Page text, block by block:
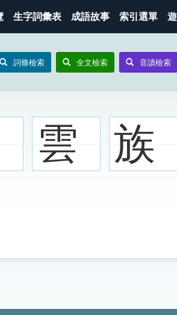
生字詞彙表 成語故事 索引選單
詞條檢索 全文檢索 音讀檢索
雲 族